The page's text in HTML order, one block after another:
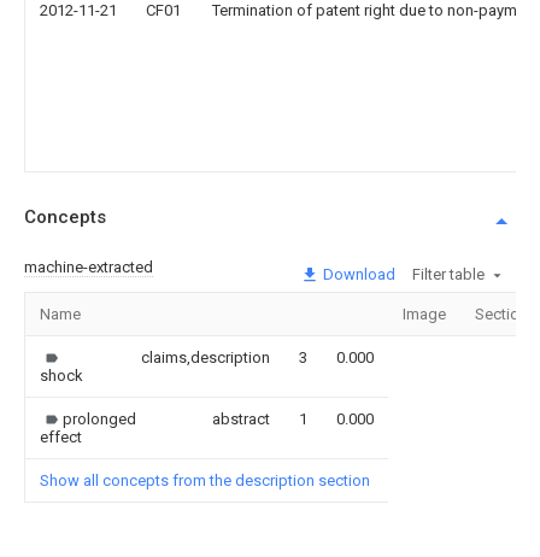
2012-11-21 CF01 Termination of patent right due to non-
Concepts
machine-extracted Download Filter table
Name Image Sections
shock
claims,description 3 0.000
prolonged
effect
abstract 1 0.000
Show all concepts from the description section